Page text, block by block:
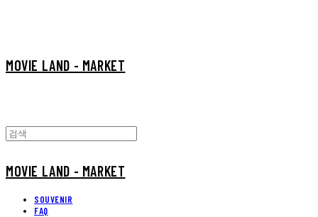
MOVIE LAND - MARKET
MOVIE LAND - MARKET
SOUVENIR
FAQ